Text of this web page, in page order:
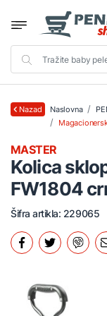
Nazad Naslovna
Kolica
FW1804
MASTER
Šifra artikla: 229065